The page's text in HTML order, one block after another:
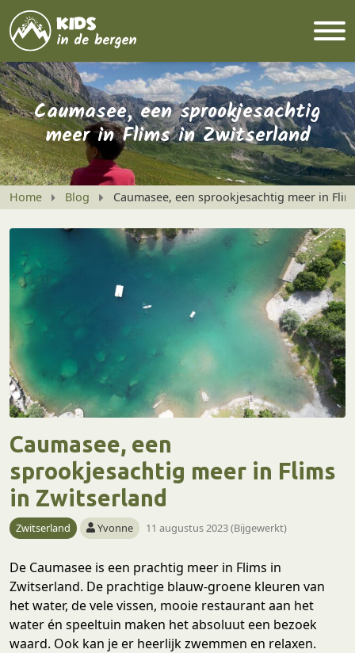
Caumasee, een sprookjesachtig
meer in Flims in Zwitserland
Home Blog Caumasee, een sprookjesachtig meer in
Caumasee, een
sprookjesachtig meer in Flims
in Zwitserland
Zwitserland Yvonne 11 augustus 2023 (Bijgewerkt)
De Caumasee is een prachtig meer in Flims in
Zwitserland. De prachtige blauw-groene kleuren van
het water, de vele vissen, mooie restaurant aan het
water én speeltuin maken het absoluut een bezoek
waard. Ook kan je er heerlijk zwemmen en relaxen.